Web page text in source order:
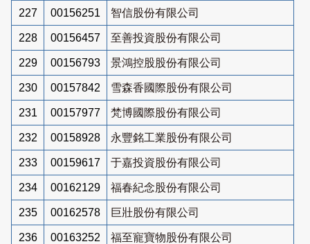
227 00156251 智信股份有限公司
228 00156457 至善投資股份有限公司
229 00156793 景鴻控股股份有限公司
230 00157842 雪森香國際股份有限公司
231 00157977 梵博國際股份有限公司
232 00158928 永豐銘工業股份有限公司
233 00159617 于嘉投資股份有限公司
234 00162129 福春紀念股份有限公司
235 00162578 巨壯股份有限公司
236 00163252 福至寵寶物股份有限公司